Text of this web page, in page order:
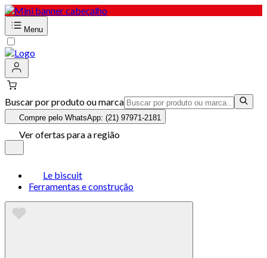
Menu
Buscar por produto ou marca
Compre pelo WhatsApp: (21) 97971-2181
Ver ofertas para a região
Le biscuit
Ferramentas e construção